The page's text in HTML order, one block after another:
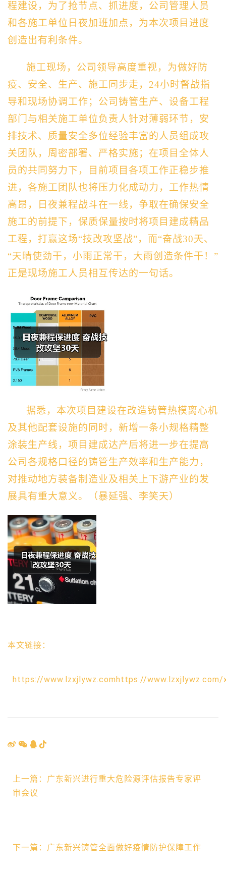
程建设，为了抢节点、抓进度，公司管理人员
和各施工单位日夜加班加点，为本次项目进度
创造出有利条件。
施工现场，公司领导高度重视，为做好防
疫、安全、生产、施工同步走，24小时督战指
导和现场协调工作；公司铸管生产、设备工程
部门与相关施工单位负责人针对薄弱环节，安
排技术、质量安全多位经验丰富的人员组成攻
关团队，周密部署、严格实施；在项目全体人
员的共同努力下，目前项目各项工作正稳步推
进，各施工团队也将压力化成动力，工作热情
高昂，日夜兼程战斗在一线，争取在确保安全
施工的前提下，保质保量按时将项目建成精品
工程，打赢这场“技改攻坚战”，而“奋战30天、
“天晴使劲干，小雨正常干，大雨创造条件干！”
正是现场施工人员相互传达的一句话。
据悉，本次项目建设在改造铸管热模离心机
及其他配套设施的同时，新增一条小规格精整
涂装生产线，项目建成达产后将进一步在提高
公司各规格口径的铸管生产效率和生产能力，
对推动地方装备制造业及相关上下游产业的发
展具有重大意义。
（暴延强、李笑天）
本文链接：
https://www.lzxjlywz.comhttps://www.lzxjlywz.com/
上一篇：广东新兴进行重大危险源评估报告专家评
审会议
下一篇：广东新兴铸管全面做好疫情防护保障工作